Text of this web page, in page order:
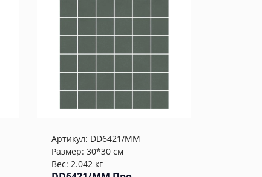
Артикул: DD6421/MM
Размер: 30*30 см
Вес: 2.042 кг